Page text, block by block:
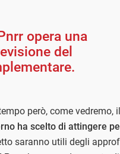
opera una
del
però, come vedremo,
ha scelto di attingere
saranno utili degli